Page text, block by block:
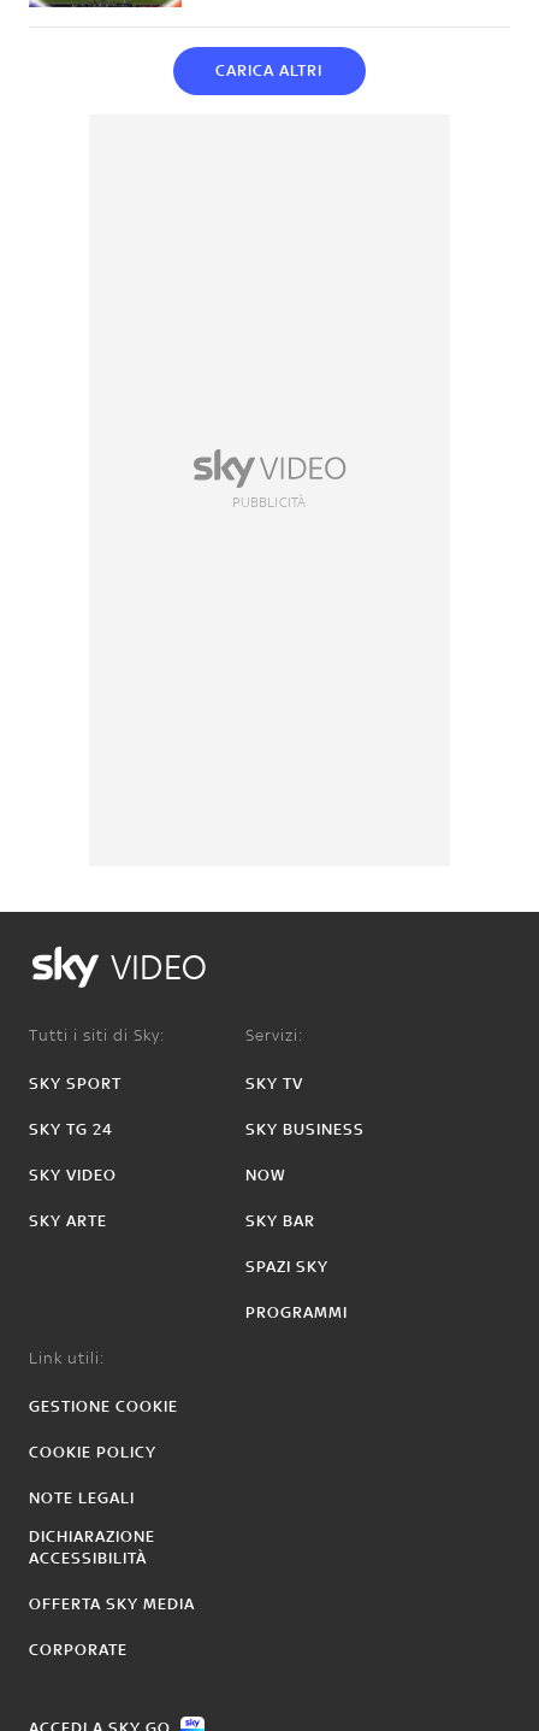
CARICA ALTRI
PUBBLICITÀ
VIDEO
Tutti i siti di Sky:
SKY SPORT
SKY TG 24
SKY VIDEO
SKY ARTE
Servizi:
SKY TV
SKY BUSINESS
NOW
SKY BAR
SPAZI SKY
PROGRAMMI
Link utili:
GESTIONE COOKIE
COOKIE POLICY
NOTE LEGALI
DICHIARAZIONE
ACCESSIBILITÀ
OFFERTA SKY MEDIA
CORPORATE